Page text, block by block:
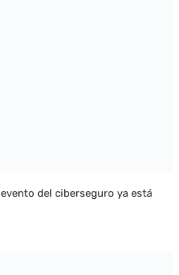
del ciberseguro ya está